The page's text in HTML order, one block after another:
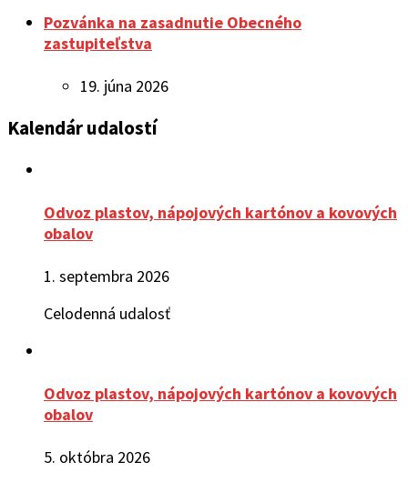
Pozvánka na zasadnutie Obecného
zastupiteľstva
19. júna 2026
Kalendár udalostí
Odvoz plastov, nápojových kartónov a kovových
obalov
1. septembra 2026
Celodenná udalosť
Odvoz plastov, nápojových kartónov a kovových
obalov
5. októbra 2026